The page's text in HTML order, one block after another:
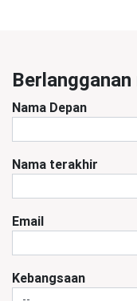
Nama Depan
Nama terakhir
Email
Kebangsaan